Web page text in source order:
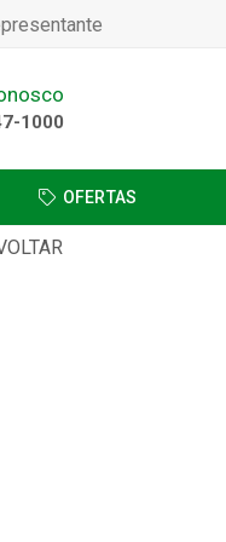
1000
OFERTAS